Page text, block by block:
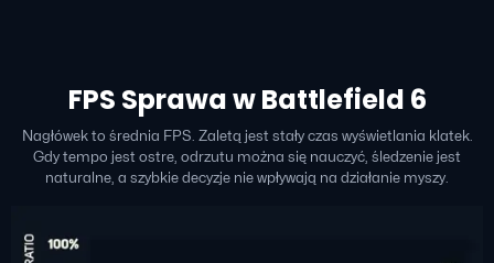
FPS Sprawa w Battlefield 6
Nagłówek to średnia FPS. Zaletą jest stały czas wyświetlania klatek.
Gdy tempo jest ostre, odrzutu można się nauczyć, śledzenie jest
naturalne, a szybkie decyzje nie wpływają na działanie myszy.